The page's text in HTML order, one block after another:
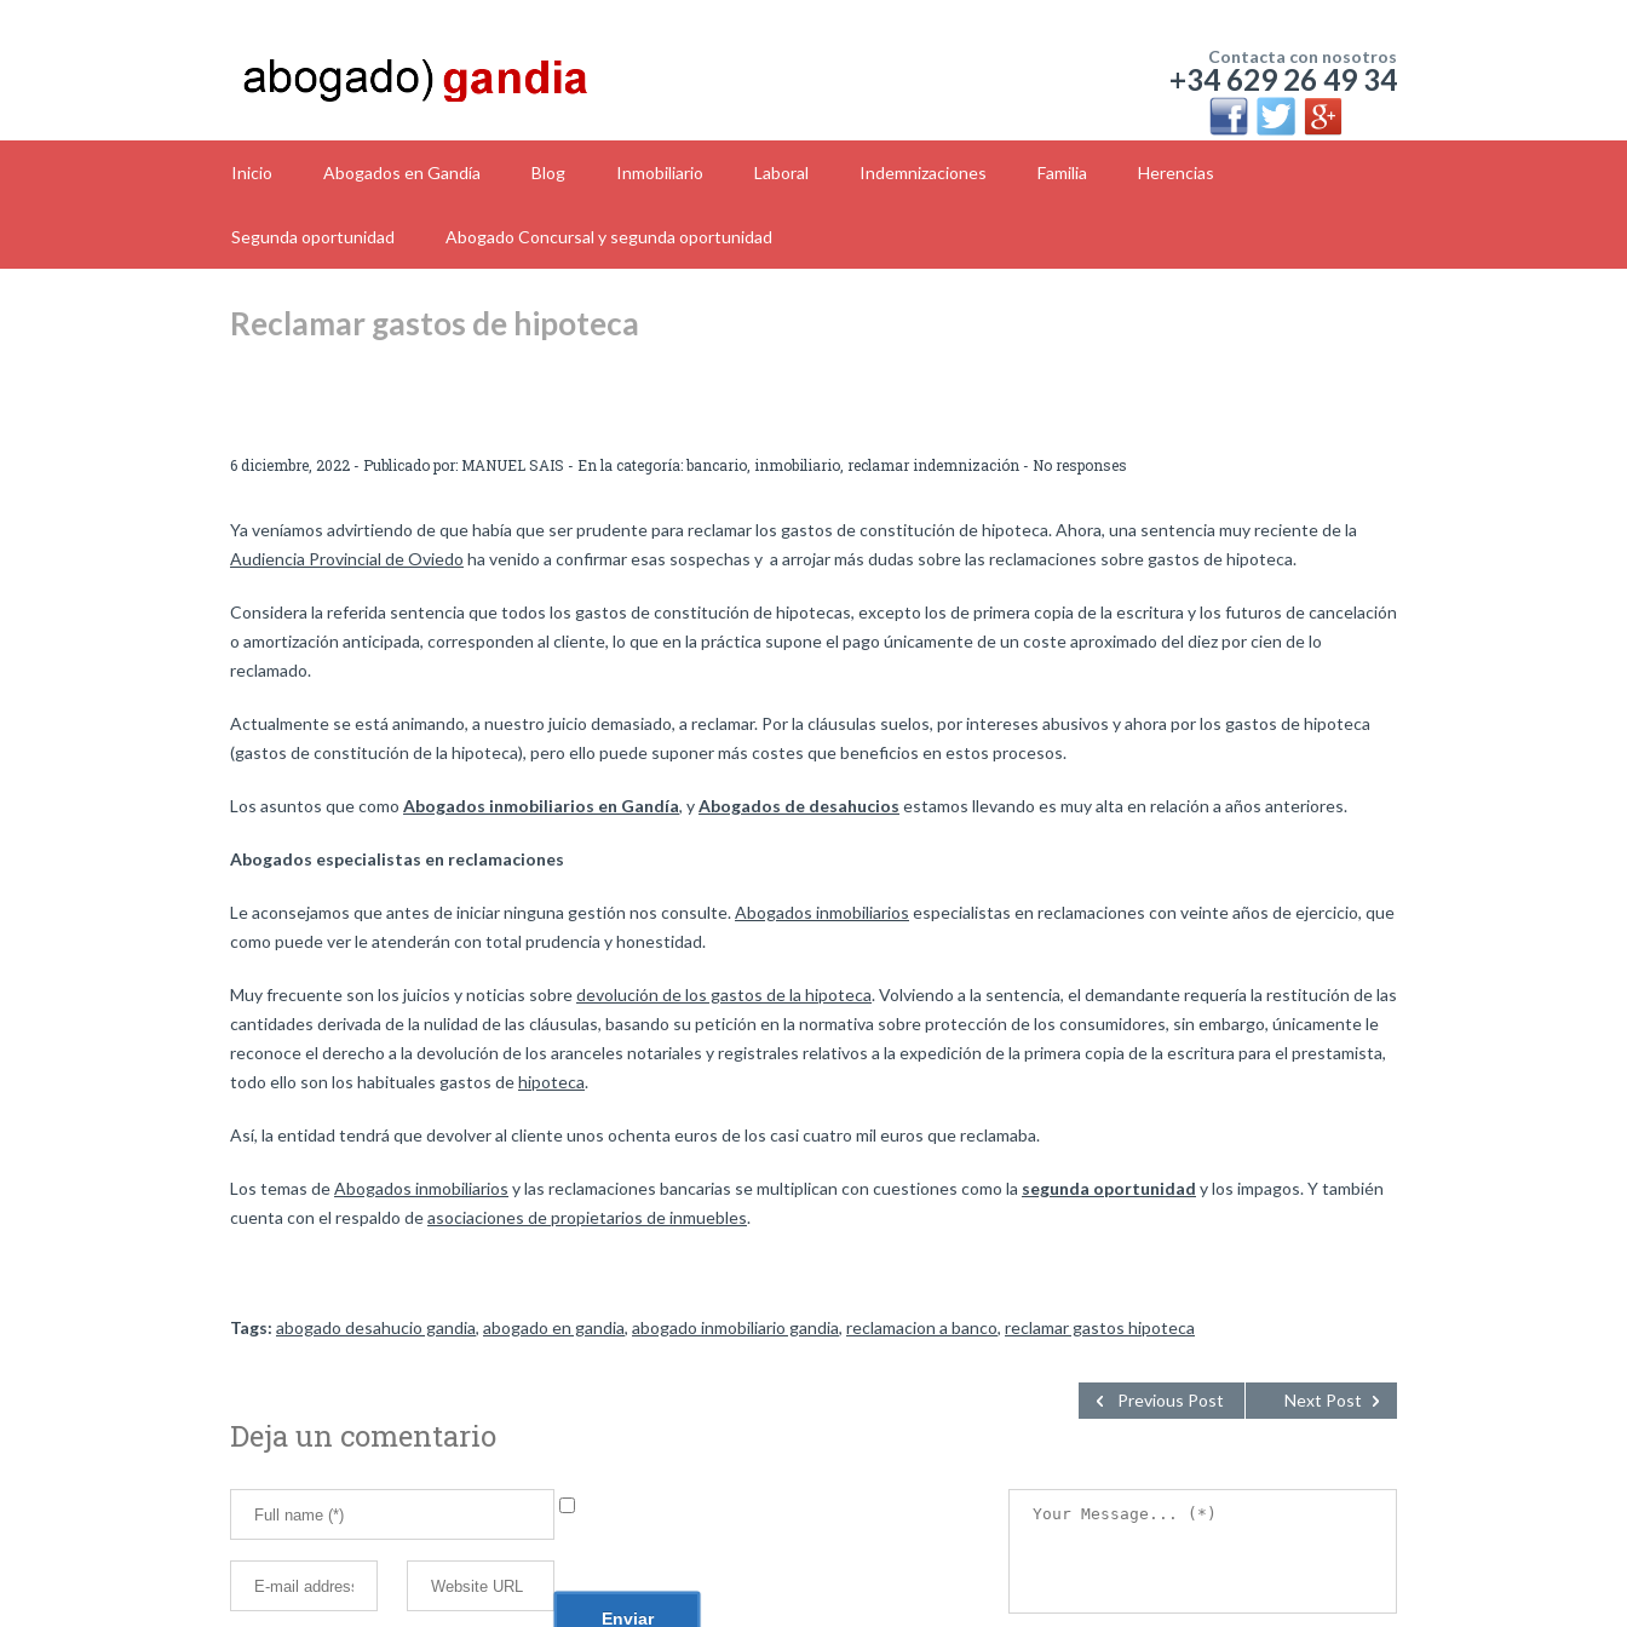
Contacta con nosotros
+34 629 26 49 34
Inicio Abogados en Gandía Blog Inmobiliario Laboral Indemnizaciones Familia Herencias
Segunda oportunidad Abogado Concursal y segunda oportunidad
Reclamar gastos de hipoteca
6 diciembre, 2022 - Publicado por: MANUEL SAIS - En la categoría:bancario inmobiliario reclamar indemnización - No responses
Ya veníamos advirtiendo de que había que ser prudente para reclamar los gastos de constitución de hipoteca. Ahora, una sentencia muy reciente de la
Audiencia Provincial de Oviedo ha venido a confirmar esas sospechas y a arrojar más dudas sobre las reclamaciones sobre gastos de hipoteca.
Considera la referida sentencia que todos los gastos de constitución de hipotecas, excepto los de primera copia de la escritura y los futuros de cancelación
o amortización anticipada, corresponden al cliente, lo que en la práctica supone el pago únicamente de un coste aproximado del diez por cien de lo
reclamado.
Actualmente se está animando, a nuestro juicio demasiado, a reclamar. Por la cláusulas suelos, por intereses abusivos y ahora por los gastos de hipoteca
(gastos de constitución de la hipoteca), pero ello puede suponer más costes que beneficios en estos procesos.
Los asuntos que como Abogados inmobiliarios en Gandía, yAbogados de desahucios estamos llevando es muy alta en relación a años anteriores.
Abogados especialistas en reclamaciones
Le aconsejamos que antes de iniciar ninguna gestión nos consulte.Abogados inmobiliarios especialistas en reclamaciones con veinte años de ejercicio, que
como puede ver le atenderán con total prudencia y honestidad.
Muy frecuente son los juicios y noticias sobredevolución de los gastos de la hipoteca. Volviendo a la sentencia, el demandante requería la restitución de las
cantidades derivada de la nulidad de las cláusulas, basando su petición en la normativa sobre protección de los consumidores, sin embargo, únicamente le
reconoce el derecho a la devolución de los aranceles notariales y registrales relativos a la expedición de la primera copia de la escritura para el prestamista,
todo ello son los habituales gastos dehipoteca.
Así, la entidad tendrá que devolver al cliente unos ochenta euros de los casi cuatro mil euros que reclamaba.
Los temas deAbogados inmobiliarios y las reclamaciones bancarias se multiplican con cuestiones como la segunda oportunidad y los impagos. Y también
cuenta con el respaldo deasociaciones de propietarios de inmuebles.
Tags: abogado desahucio gandia, abogado en gandia, abogado inmobiliario gandia, reclamacion a banco, reclamar gastos hipoteca
Next Post
Previous Post
Deja un comentario